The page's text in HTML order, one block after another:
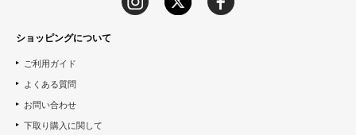
ショッピングについて
ご利用ガイド
よくある質問
お問い合わせ
下取り購入に関して